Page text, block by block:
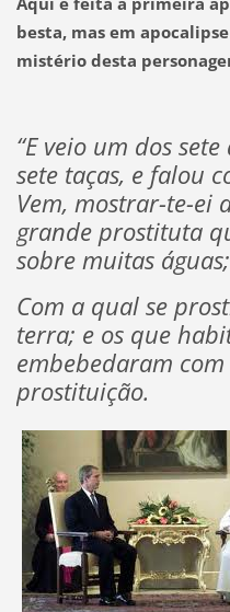
besta, mas em
mistério desta
“E veio um dos
sete taças, e falou
Vem, mostrar-te-ei
grande prostituta
sobre muitas águas;
Com a qual se
terra; e os que
embebedaram
prostituição.